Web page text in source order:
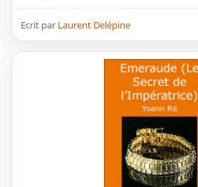
Ecrit par Laurent Delépine